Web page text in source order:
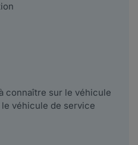
connaître sur le véhicule
véhicule de service